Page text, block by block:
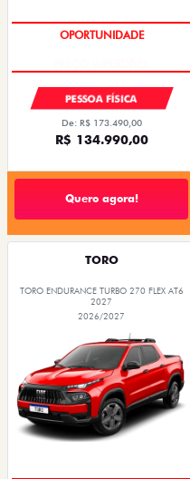
PREÇO IMPERDÍVEL
PESSOA FÍSICA
De: R$ 173.490,00
R$ 134.990,00
Quero agora!
TORO
TORO ENDURANCE TURBO 270 FLEX AT6
2027
2026/2027